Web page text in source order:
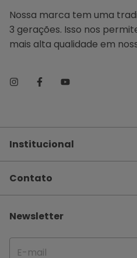
Nossa marca tem uma
3 gerações. Isso nos
mais alta qualidade em
Institucional
Contato
Newsletter